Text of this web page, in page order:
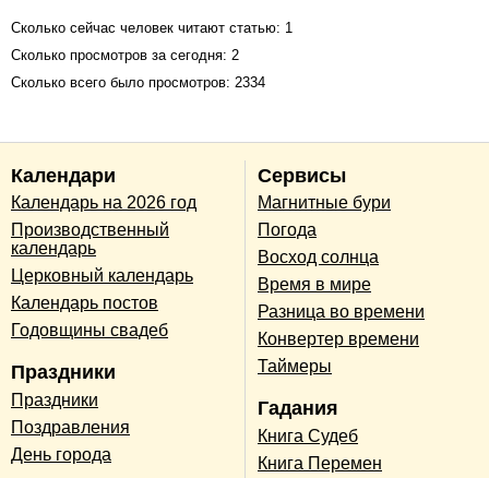
Сколько сейчас человек читают статью: 1
Сколько просмотров за сегодня: 2
Сколько всего было просмотров: 2334
Календари
Календарь на 2026 год
Производственный
календарь
Церковный календарь
Календарь постов
Годовщины свадеб
Праздники
Праздники
Поздравления
День города
Сервисы
Магнитные бури
Погода
Восход солнца
Время в мире
Разница во времени
Конвертер времени
Таймеры
Гадания
Книга Судеб
Книга Перемен